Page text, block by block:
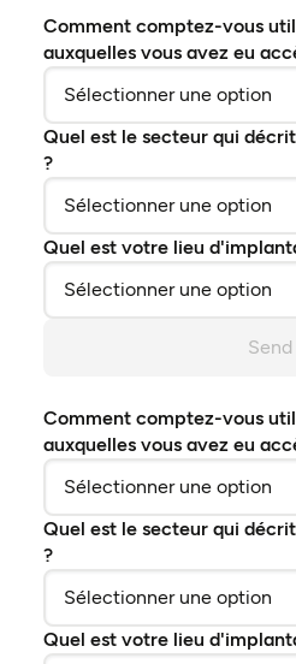
Comment comptez-vous
auxquelles vous avez eu
Quel est le secteur qui
?
Quel est votre lieu
Send
Comment comptez-vous
auxquelles vous avez eu
Quel est le secteur qui
?
Quel est votre lieu